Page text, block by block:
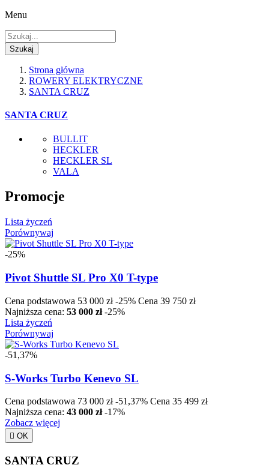
Menu
Szukaj
Strona główna
ROWERY ELEKTRYCZNE
SANTA CRUZ
SANTA CRUZ
BULLIT
HECKLER
HECKLER SL
VALA
Promocje
Lista życzeń
Porównywaj
-25%
Pivot Shuttle SL Pro X0 T-type
Cena podstawowa 53 000 zł -25% Cena 39 750 zł
Najniższa cena: 53 000 zł -25%
Lista życzeń
Porównywaj
-51,37%
S-Works Turbo Kenevo SL
Cena podstawowa 73 000 zł -51,37% Cena 35 499 zł
Najniższa cena: 43 000 zł -17%
Zobacz więcej
 OK
SANTA CRUZ